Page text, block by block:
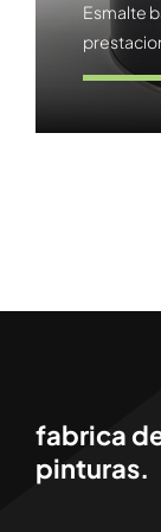
Esmalte
fabrica
pinturas.